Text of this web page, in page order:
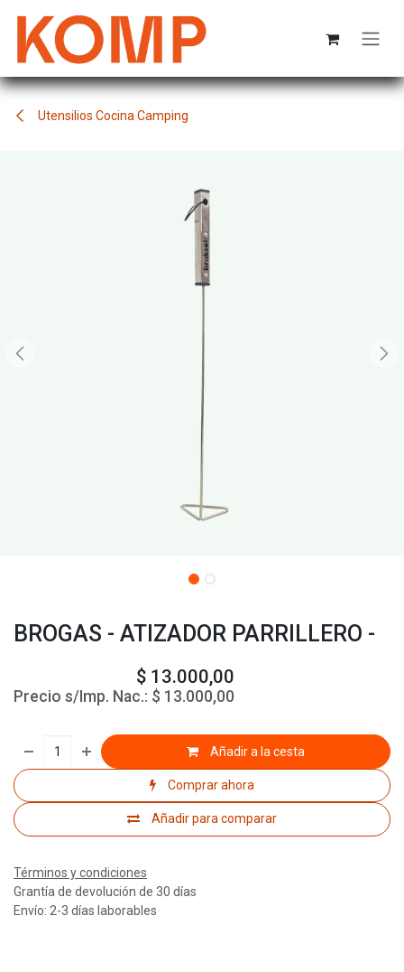
Utensilios Cocina Camping
BROGAS - ATIZADOR PARRILLERO -
$ 13.000,00
Precio s/Imp. Nac.: $ 13.000,00
Añadir a la cesta
Comprar ahora
Añadir para comparar
Términos y condiciones
Grantía de devolución de 30 días
Envío: 2-3 días laborables